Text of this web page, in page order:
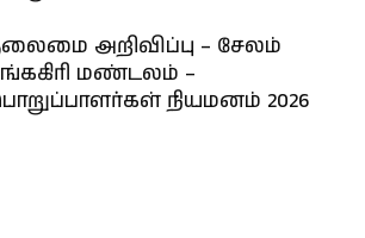
அறிவிப்பு – சேலம்
மண்டலம் –
நியமனம் 2026